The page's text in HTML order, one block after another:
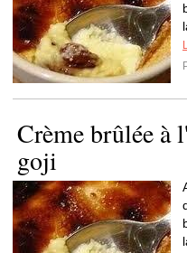
Crème brûlée à
goji